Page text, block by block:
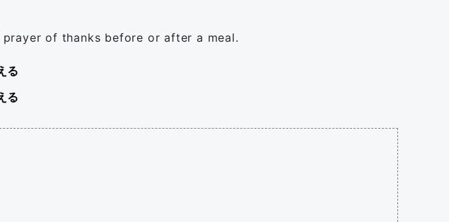
of thanks before or after a meal.
る
る